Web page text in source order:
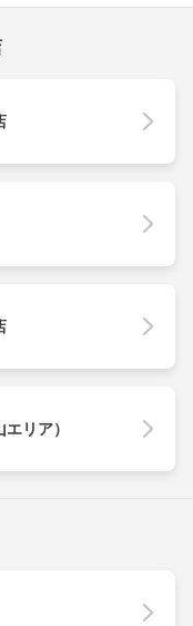
リア）